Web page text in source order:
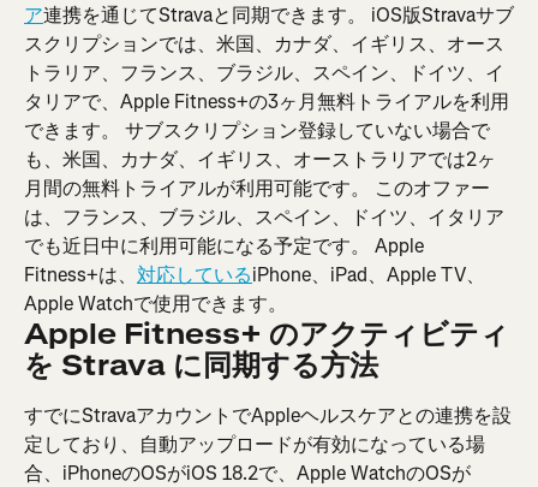
ア連携を通じてStravaと同期できます。 iOS版Stravaサブ
スクリプションでは、米国、カナダ、イギリス、オース
トラリア、フランス、ブラジル、スペイン、ドイツ、イ
タリアで、Apple Fitness+の3ヶ月無料トライアルを利用
できます。 サブスクリプション登録していない場合で
も、米国、カナダ、イギリス、オーストラリアでは2ヶ
月間の無料トライアルが利用可能です。 このオファー
は、フランス、ブラジル、スペイン、ドイツ、イタリア
でも近日中に利用可能になる予定です。 Apple
Fitness+は、 対応しているiPhone、iPad、Apple TV、
Apple Watchで使用できます。
Apple Fitness+ のアクティビティ
を Strava に同期する方法
すでにStravaアカウントでAppleヘルスケアとの連携を設
定しており、自動アップロードが有効になっている場
合、iPhoneのOSがiOS 18.2で、Apple WatchのOSが